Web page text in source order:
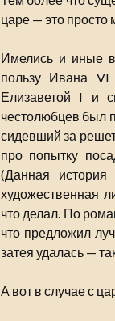
царе — это просто
Имелись и иные
пользу Ивана VI
Елизаветой I и
честолюбцев был
сидевший за
про попытку
(Данная
художественная
что делал. По
что предложил
затея удалась —
А вот в случае с